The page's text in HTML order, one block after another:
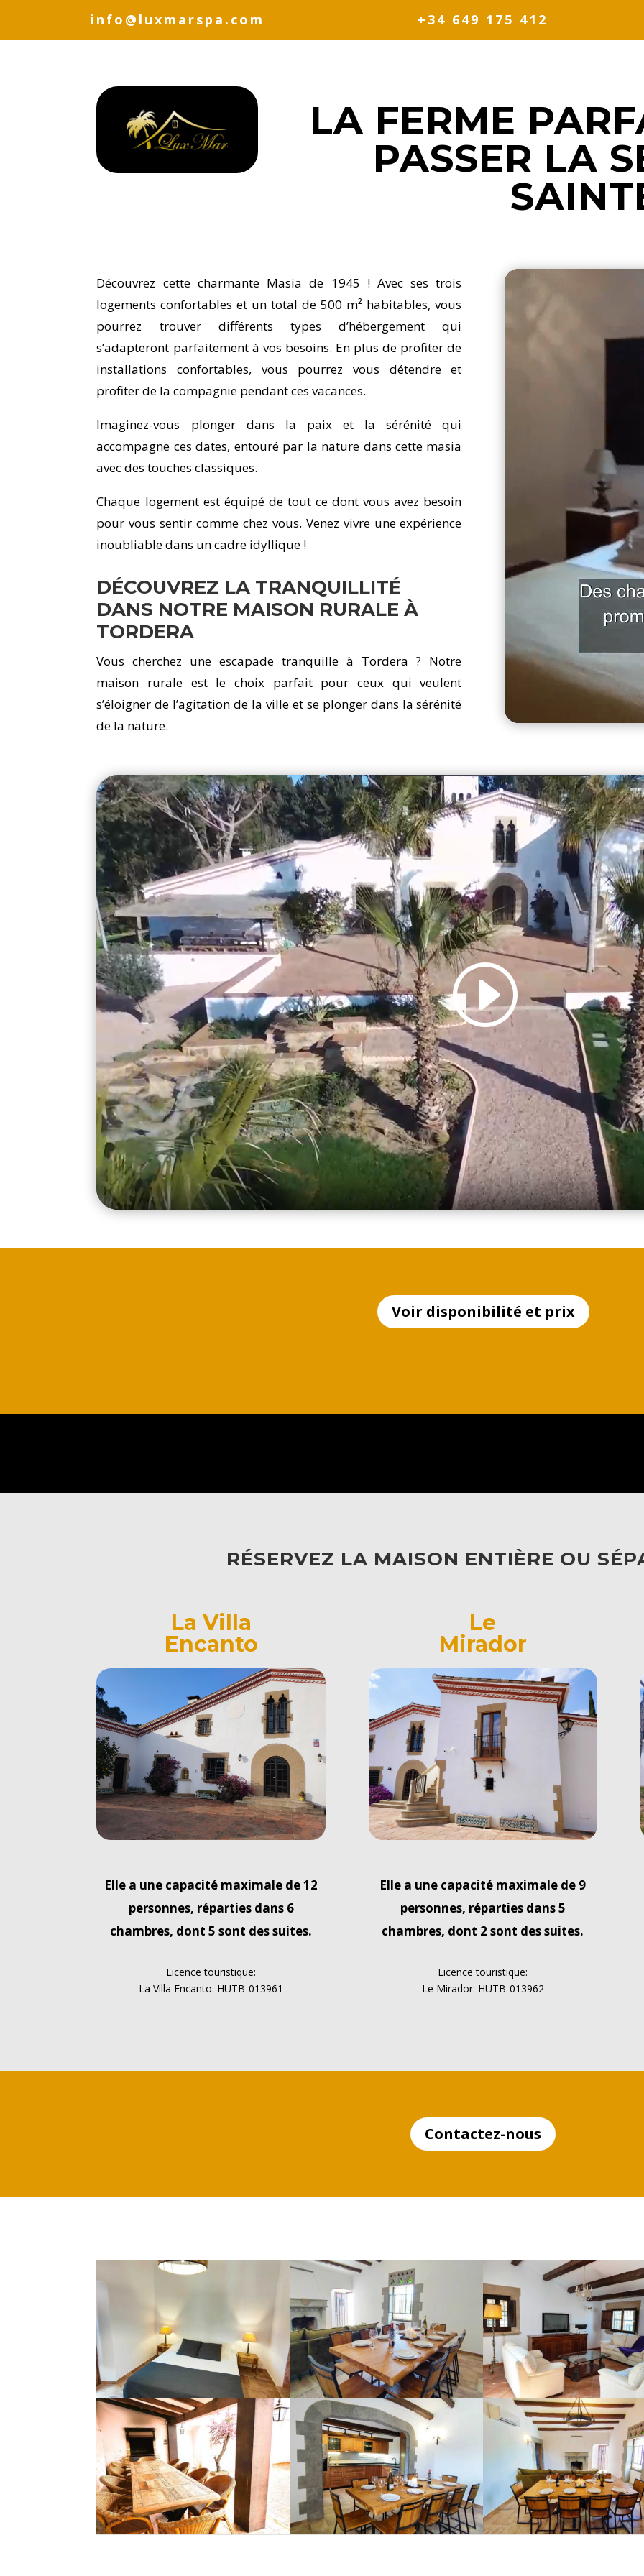
info@luxmarspa.com +34 649 175 412
LA FERME
PASSER LA
Découvrez cette charmante Masia de 1945 ! Avec ses trois
logements confortables et un total de 500 m² habitables, vous
pourrez trouver différents types d’hébergement qui
s’adapteront parfaitement à vos besoins. En plus de profiter de
installations confortables, vous pourrez vous détendre et
profiter de la compagnie pendant ces vacances.
Imaginez-vous plonger dans la paix et la sérénité qui
accompagne ces dates, entouré par la nature dans cette masia
avec des touches classiques.
Chaque logement est équipé de tout ce dont vous avez besoin
pour vous sentir comme chez vous. Venez vivre une expérience
inoubliable dans un cadre idyllique !
DÉCOUVREZ LA TRANQUILLITÉ
DANS NOTRE MAISON RURALE À
TORDERA
Vous cherchez une escapade tranquille à Tordera ? Notre
maison rurale est le choix parfait pour ceux qui veulent
s’éloigner de l’agitation de la ville et se plonger dans la sérénité
de la nature.
Reproductor
Voir disponibilité et prix
RÉSERVEZ LA MAISON ENTIÈRE OU
La Villa
Encanto
Elle a une capacité maximale de 12
personnes, réparties dans 6
chambres, dont 5 sont des suites.
Licence touristique:
La Villa Encanto: HUTB-013961
Le
Mirador
Elle a une capacité maximale de 9
personnes, réparties dans 5
chambres, dont 2 sont des suites.
Licence touristique:
Le Mirador: HUTB-013962
Contactez-nous